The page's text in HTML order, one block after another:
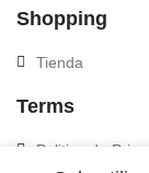
Shopping
Tienda
Terms
Politica de